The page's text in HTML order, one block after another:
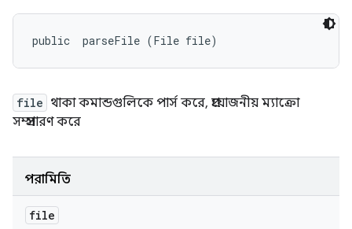
public parseFile (File file)
file থাকা কমান্ডগুলিকে পার্স করে, প্রয়োজনীয় ম্যাক্রো
সম্প্রসারণ করে
পরামিতি
file